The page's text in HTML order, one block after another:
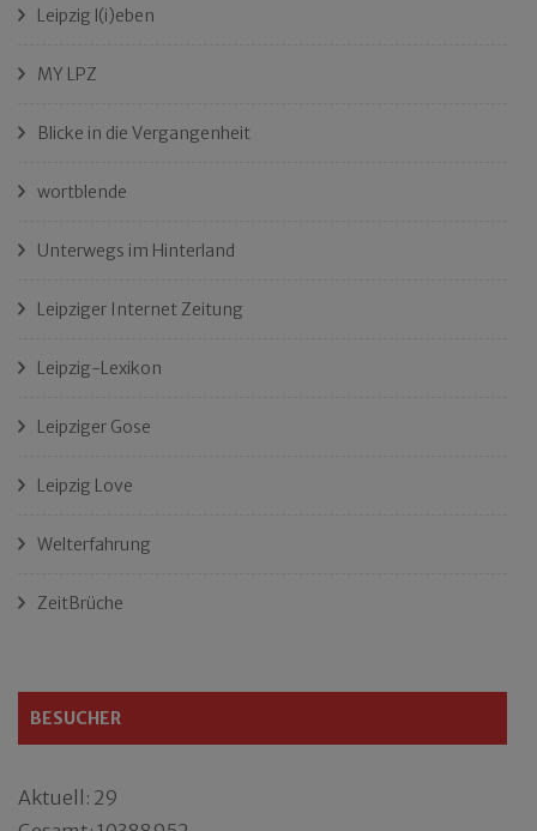
Leipzig l(i)eben
MY LPZ
Blicke in die Vergangenheit
wortblende
Unterwegs im Hinterland
Leipziger Internet Zeitung
Leipzig-Lexikon
Leipziger Gose
Leipzig Love
Welterfahrung
ZeitBrüche
BESUCHER
Aktuell: 29